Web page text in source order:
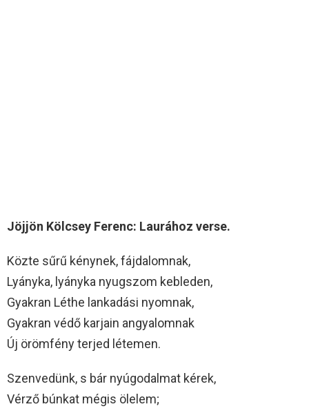
Jöjjön Kölcsey Ferenc: Laurához verse.
Közte sűrű kénynek, fájdalomnak,
Lyányka, lyányka nyugszom kebleden,
Gyakran Léthe lankadási nyomnak,
Gyakran védő karjain angyalomnak
Új örömfény terjed létemen.
Szenvedünk, s bár nyúgodalmat kérek,
Vérző búnkat mégis ölelem;